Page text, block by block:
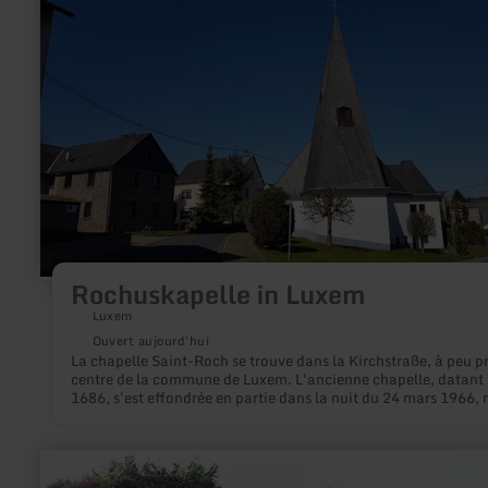
Rochuskapelle in Luxem
Luxem
Ouvert aujourd'hui
La chapelle Saint-Roch se trouve dans la Kirchstraße, à peu
centre de la commune de Luxem. L'ancienne chapelle, datant
1686, s'est effondrée en partie dans la nuit du 24 mars 1966,
déjà été démonté plus tôt et a pu être mis en sécurité. Dans la
nouvelle chapelle construite, l'autel a été replacé, les
savoir
plus